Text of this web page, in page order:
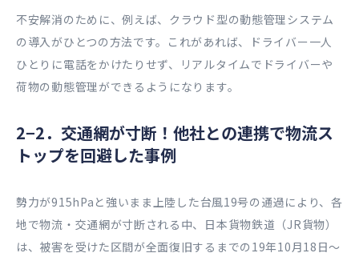
不安解消のために、例えば、クラウド型の動態管理システム
の導入がひとつの方法です。これがあれば、ドライバー一人
ひとりに電話をかけたりせず、リアルタイムでドライバーや
荷物の動態管理ができるようになります。
2−2．交通網が寸断！他社との連携で物流ス
トップを回避した事例
勢力が915hPaと強いまま上陸した台風19号の通過により、各
地で物流・交通網が寸断される中、日本貨物鉄道（JR貨物）
は、被害を受けた区間が全面復旧するまでの19年10月18日〜